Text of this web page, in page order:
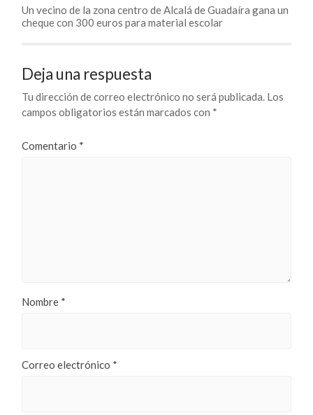
Un vecino de la zona centro de Alcalá de Guadaíra gana un
cheque con 300 euros para material escolar
Deja una respuesta
Tu dirección de correo electrónico no será publicada. Los
campos obligatorios están marcados con *
Comentario *
Nombre *
Correo electrónico *